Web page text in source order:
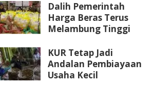
Dalih Pemerintah
Harga Beras Terus
Melambung Tinggi
KUR Tetap Jadi
Andalan Pembiayaan
Usaha Kecil
Email Telegram
Line MessengerGmail